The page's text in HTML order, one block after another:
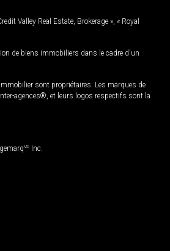
Valley Real Estate, Brokerage », « Royal
de biens immobiliers dans le cadre d'un
sont propriétaires. Les marques de
agences®, et leurs logos respectifs sont la
MD Inc.